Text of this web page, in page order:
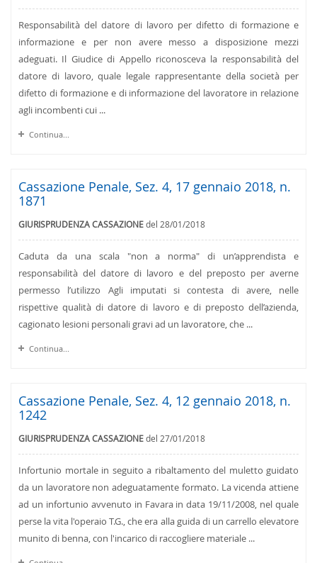
Responsabilità del datore di lavoro per difetto di formazione e
informazione e per non avere messo a disposizione mezzi
adeguati. Il Giudice di Appello riconosceva la responsabilità del
datore di lavoro, quale legale rappresentante della società per
difetto di formazione e di informazione del lavoratore in relazione
agli incombenti cui ...
Continua...
Cassazione Penale, Sez. 4, 17 gennaio 2018, n.
1871
GIURISPRUDENZA CASSAZIONEdel 28/01/2018
Caduta da una scala "non a norma" di un’apprendista e
responsabilità del datore di lavoro e del preposto per averne
permesso l’utilizzo Agli imputati si contesta di avere, nelle
rispettive qualità di datore di lavoro e di preposto dell’azienda,
cagionato lesioni personali gravi ad un lavoratore, che ...
Continua...
Cassazione Penale, Sez. 4, 12 gennaio 2018, n.
1242
GIURISPRUDENZA CASSAZIONEdel 27/01/2018
Infortunio mortale in seguito a ribaltamento del muletto guidato
da un lavoratore non adeguatamente formato. La vicenda attiene
ad un infortunio avvenuto in Favara in data 19/11/2008, nel quale
perse la vita l'operaio T.G., che era alla guida di un carrello elevatore
munito di benna, con l'incarico di raccogliere materiale ...